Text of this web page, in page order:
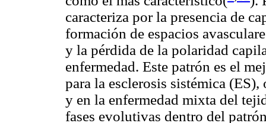
caracteriza por la presencia de
formación de espacios
y la pérdida de la polaridad
enfermedad. Este patrón es el
para la esclerosis sistémica
y en la enfermedad mixta del
fases evolutivas dentro del